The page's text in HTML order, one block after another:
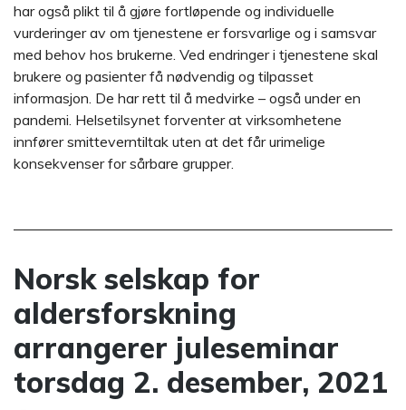
har også plikt til å gjøre fortløpende og individuelle
vurderinger av om tjenestene er forsvarlige og i samsvar
med behov hos brukerne. Ved endringer i tjenestene skal
brukere og pasienter få nødvendig og tilpasset
informasjon. De har rett til å medvirke – også under en
pandemi. Helsetilsynet forventer at virksomhetene
innfører smitteverntiltak uten at det får urimelige
konsekvenser for sårbare grupper.
Norsk selskap for
aldersforskning
arrangerer juleseminar
torsdag 2. desember, 2021